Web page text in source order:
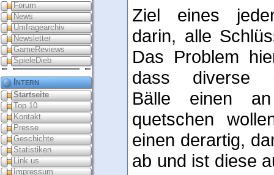
Forum
News
Umfragearchiv
Newsletter
GameReviews
SpieleDieb
Intern
Startseite
Top 10
Kontakt
Presse
Geschichte
Statistiken
Link us
Impressum
Ziel eines
darin, alle
Das Problem
dass diverse
Bälle einen an
quetschen
einen derartig,
ab und ist diese